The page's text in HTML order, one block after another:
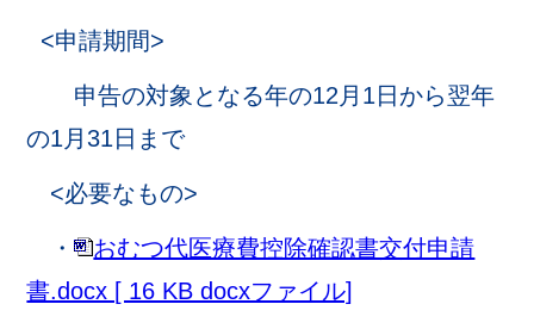
<申請期間>
申告の対象となる年の12月1日から翌年
の1月31日まで
<必要なもの>
・
おむつ代医療費控除確認書交付申請
書.docx [ 16 KB docxファイル]